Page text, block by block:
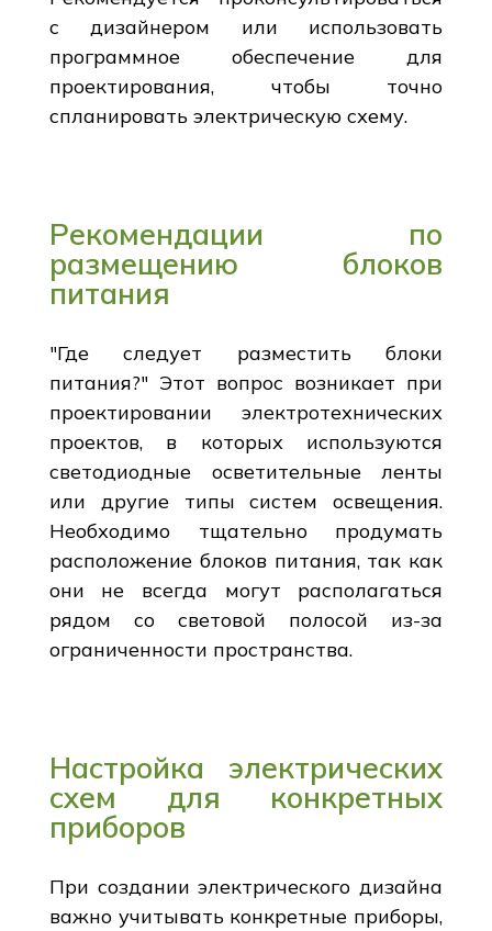
с дизайнером или использовать
программное обеспечение для
проектирования, чтобы точно
спланировать электрическую схему.
Рекомендации по
размещению блоков
питания
"Где следует разместить блоки
питания?" Этот вопрос возникает при
проектировании электротехнических
проектов, в которых используются
светодиодные осветительные ленты
или другие типы систем освещения.
Необходимо тщательно продумать
расположение блоков питания, так как
они не всегда могут располагаться
рядом со световой полосой из-за
ограниченности пространства.
Настройка электрических
схем для конкретных
приборов
При создании электрического дизайна
важно учитывать конкретные приборы,